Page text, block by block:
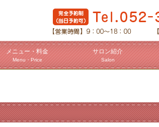
メニュー・料金
Menu・Price
サロン紹介
Salon